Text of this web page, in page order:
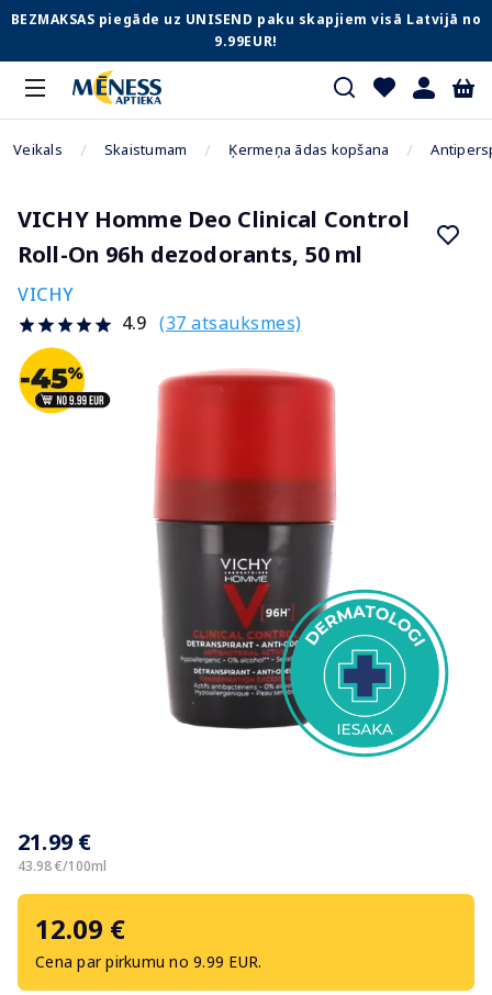
BEZMAKSAS piegāde uz UNISEND paku skapjiem visā Latvijā no
9.99EUR!
Veikals Skaistumam Ķermeņa ādas kopšana
VICHY Homme Deo Clinical Control
Roll-On 96h dezodorants, 50 ml
VICHY
4.9 (37 atsauksmes)
21.99 €
43.98 €/100ml
12.09 €
Cena par pirkumu no 9.99 EUR.